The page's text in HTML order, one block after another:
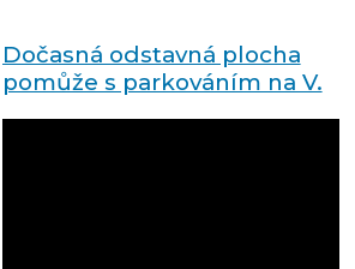
Dočasná odstavná plocha
pomůže s parkováním na V.